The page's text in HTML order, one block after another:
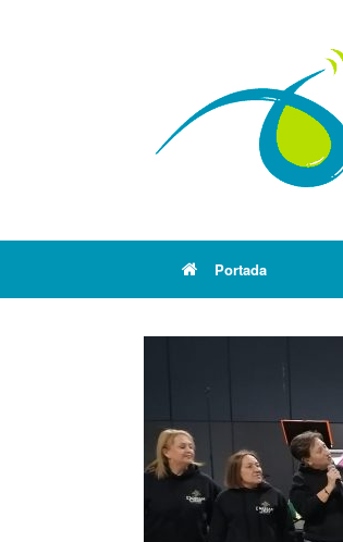
Portada